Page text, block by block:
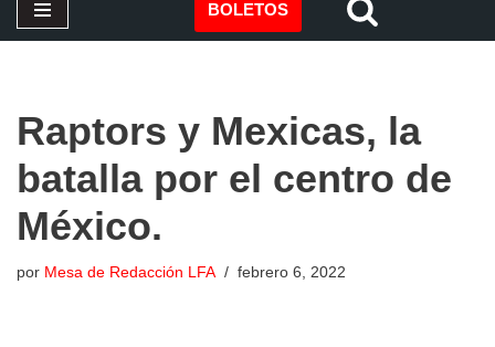
BOLETOS
Raptors y Mexicas, la
batalla por el centro de
México.
por Mesa de Redacción LFA febrero 6, 2022